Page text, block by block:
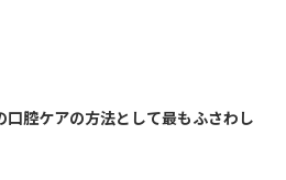
腔ケアの方法として最もふさわし